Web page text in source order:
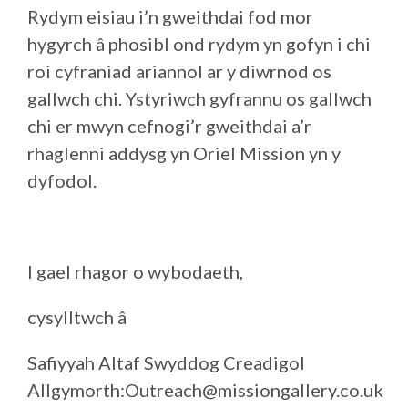
Rydym eisiau i’n gweithdai fod mor
hygyrch â phosibl ond rydym yn gofyn i chi
roi cyfraniad ariannol ar y diwrnod os
gallwch chi. Ystyriwch gyfrannu os gallwch
chi er mwyn cefnogi’r gweithdai a’r
rhaglenni addysg yn Oriel Mission yn y
dyfodol.
I gael rhagor o wybodaeth,
cysylltwch â
Safiyyah Altaf Swyddog Creadigol
Allgymorth:Outreach@missiongallery.co.uk